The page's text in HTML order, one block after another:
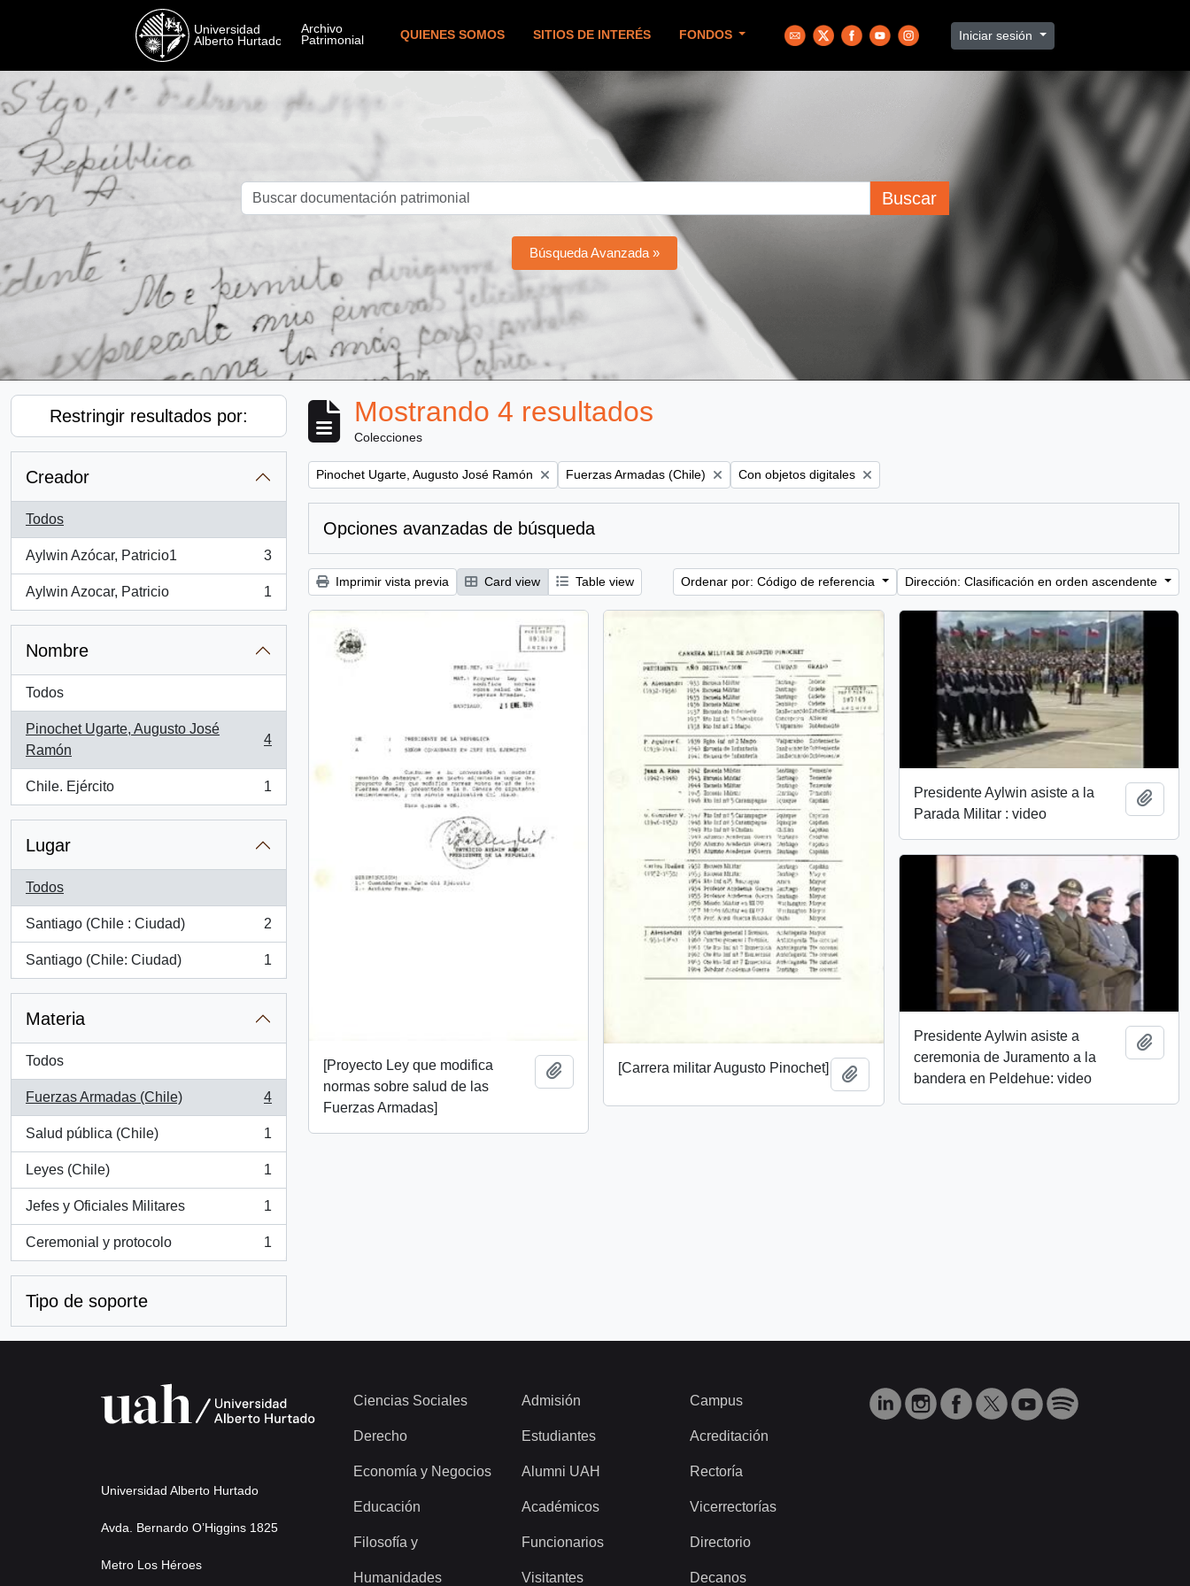
QUIENES SOMOS SITIOS DE INTERÉS FONDOS Iniciar sesión
Buscar
Búsqueda Avanzada »
Restringir resultados por:
Creador
Todos
Aylwin Azócar, Patricio1
, 3 resultados
3
Aylwin Azocar, Patricio
, 1 resultados
1
Nombre
Todos
Pinochet Ugarte, Augusto José
Ramón
, 4 resultados
4
Chile. Ejército
, 1 resultados
1
Lugar
Todos
Santiago (Chile : Ciudad)
, 2 resultados
2
Santiago (Chile: Ciudad)
, 1 resultados
1
Materia
Todos
Fuerzas Armadas (Chile)
, 4 resultados
4
Salud pública (Chile)
, 1 resultados
1
Leyes (Chile)
, 1 resultados
1
Jefes y Oficiales Militares
, 1 resultados
1
Ceremonial y protocolo
, 1 resultados
1
Tipo de soporte
Mostrando 4 resultados
Colecciones
Remove filter:
Pinochet Ugarte, Augusto José Ramón Remove filter:
Fuerzas Armadas (Chile) Remove filter:
Con objetos digitales
Opciones avanzadas de búsqueda
Imprimir vista previa Card view Table view Ordenar por: Código de referencia Dirección: Clasificación en orden ascendente
[Proyecto Ley que modifica
normas sobre salud de las
Fuerzas Armadas]
Añadir al portapapeles
[Carrera militar Augusto Pinochet] Añadir al portapapeles
Presidente Aylwin asiste a la
Parada Militar : video
Presidente Aylwin asiste a
ceremonia de Juramento a la
bandera en Peldehue: video
Universidad Alberto Hurtado
Avda. Bernardo O’Higgins 1825
Metro Los Héroes
Ciencias Sociales
Derecho
Economía y Negocios
Educación
Filosofía y
Humanidades
Admisión
Estudiantes
Alumni UAH
Académicos
Funcionarios
Visitantes
Campus
Acreditación
Rectoría
Vicerrectorías
Directorio
Decanos